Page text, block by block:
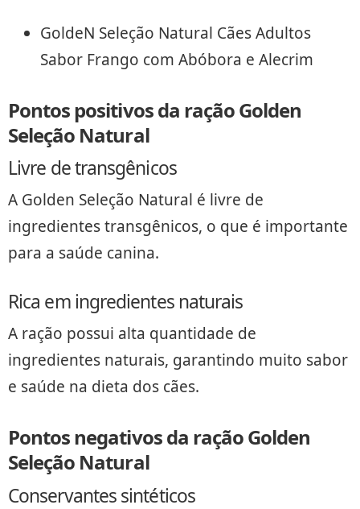
GoldeN Seleção Natural Cães Adultos
Sabor Frango com Abóbora e Alecrim
Pontos positivos da ração Golden
Seleção Natural
Livre de transgênicos
A Golden Seleção Natural é livre de
ingredientes transgênicos, o que é importante
para a saúde canina.
Rica em ingredientes naturais
A ração possui alta quantidade de
ingredientes naturais, garantindo muito sabor
e saúde na dieta dos cães.
Pontos negativos da ração Golden
Seleção Natural
Conservantes sintéticos